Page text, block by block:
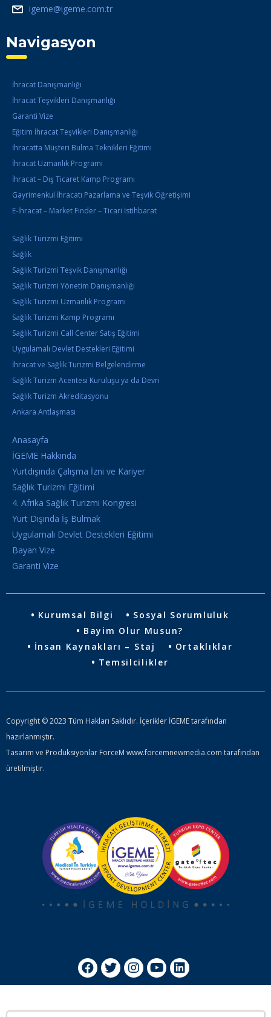
igeme@igeme.com.tr
Navigasyon
İhracat Danışmanlığı
İhracat Teşvikleri Danışmanlığı
Garanti Vize
Eğitim İhracat Teşvikleri Danışmanlığı
İhracatta Müşteri Bulma Teknikleri Eğitimi
İhracat Uzmanlık Programı
İhracat – Dış Ticaret Kamp Programı
Gayrimenkul İhracatı Pazarlama ve Teşvik Öğretişimi
E-İhracat – Market Finder – Ticari İstihbarat
Sağlık Turizmi Eğitimi
Sağlık
Sağlık Turizmi Teşvik Danışmanlığı
Sağlık Turizmi Yönetim Danışmanlığı
Sağlık Turizmi Uzmanlık Programı
Sağlık Turizmi Kamp Programı
Sağlık Turizmi Call Center Satış Eğitimi
Uygulamalı Devlet Destekleri Eğitimi
İhracat ve Sağlık Turizmi Belgelendirme
Sağlık Turizm Acentesi Kuruluşu ya da Devri
Sağlık Turizm Akreditasyonu
Ankara Antlaşması
Anasayfa
İGEME Hakkında
Yurtdışında Çalışma İzni ve Kariyer
Sağlık Turizmi Eğitimi
4. Afrika Sağlık Turizmi Kongresi
Yurt Dışında İş Bulmak
Uygulamalı Devlet Destekleri Eğitimi
Bayan Vize
Garanti Vize
Kurumsal Bilgi
Sosyal Sorumluluk
Bayim Olur Musun?
İnsan Kaynakları – Staj
Ortaklıklar
Temsilcilikler
Copyright © 2023 Tüm Hakları Saklıdır. İçerikler İGEME tarafından
hazırlanmıştır.
Tasarım ve Prodüksiyonlar ForceM www.forcemnewmedia.com tarafından
üretilmiştir.